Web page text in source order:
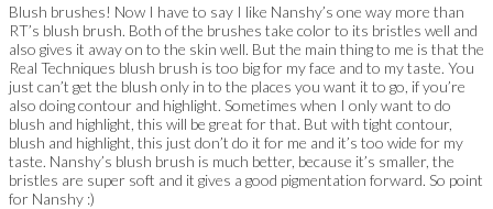
Blush brushes! Now I have to say I like Nanshy’s one way more than
RT’s blush brush. Both of the brushes take color to its bristles well and
also gives it away on to the skin well. But the main thing to me is that the
Real Techniques blush brush is too big for my face and to my taste. You
just can’t get the blush only in to the places you want it to go, if you’re
also doing contour and highlight. Sometimes when I only want to do
blush and highlight, this will be great for that. But with tight contour,
blush and highlight, this just don’t do it for me and it’s too wide for my
taste. Nanshy’s blush brush is much better, because it’s smaller, the
bristles are super soft and it gives a good pigmentation forward. So point
for Nanshy :)